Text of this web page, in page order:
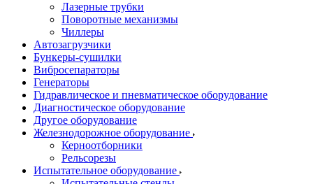
Лазерные трубки
Поворотные механизмы
Чиллеры
Автозагрузчики
Бункеры-сушилки
Вибросепараторы
Генераторы
Гидравлическое и пневматическое оборудование
Диагностическое оборудование
Другое оборудование
Железнодорожное оборудование
Керноотборники
Рельсорезы
Испытательное оборудование